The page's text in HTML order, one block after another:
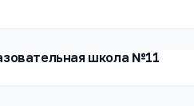
школа №11